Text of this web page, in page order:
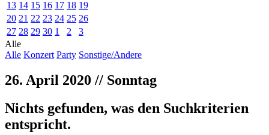
13 14 15 16 17 18 19
20 21 22 23 24 25 26
27 28 29 30 1 2
3
Alle
Alle Konzert Party Sonstige/Andere
26. April 2020 // Sonntag
Nichts gefunden, was den Suchkriterien
entspricht.